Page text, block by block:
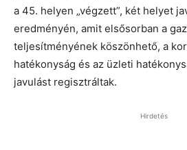
a 45. helyen „végzett”, két helyet
eredményén, amit elsősorban a
teljesítményének köszönhető, a
hatékonyság és az üzleti
javulást regisztráltak.
Hirdetés